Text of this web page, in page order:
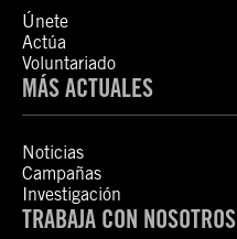
Únete
Actúa
Voluntariado
MÁS ACTUALES
Noticias
Campañas
Investigación
TRABAJA CON NOSOTROS